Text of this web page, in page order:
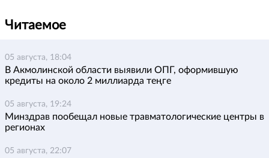
Читаемое
05 августа, 18:04
В Акмолинской области выявили ОПГ, оформившую
кредиты на около 2 миллиарда теңге
05 августа, 19:24
Минздрав пообещал новые травматологические центры в
регионах
05 августа, 22:07